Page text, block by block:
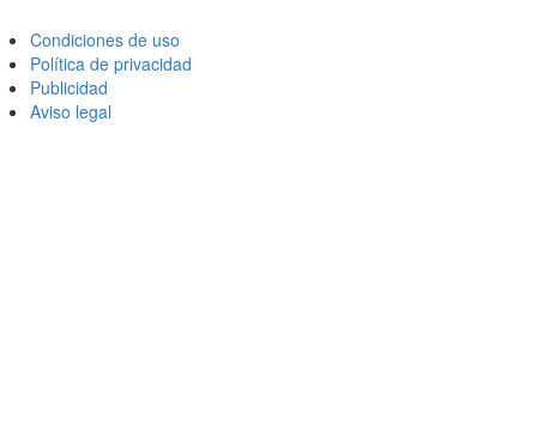
Condiciones de uso
Política de privacidad
Publicidad
Aviso legal